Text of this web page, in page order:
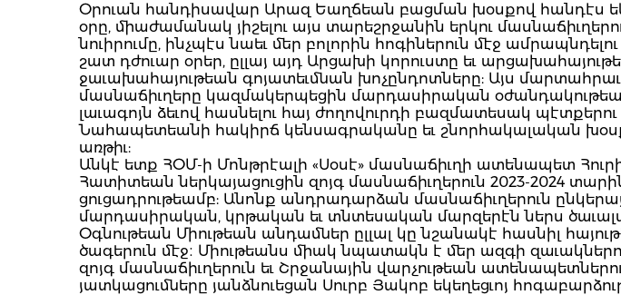
Օրուան հանդիսավար Արազ Եաղճեան բացման խօսքով հանդէս
օրը, միաժամանակ յիշելու այս տարեշրջանին երկու
նուիրումը, ինչպէս նաեւ մեր բոլորին հոգիներուն մէջ
շատ դժուար օրեր, ըլլայ այդ Արցախի կորուստը եւ
ջաւախահայութեան գոյատեւմնան խոչընդոտները: Այս
մասնաճիւղերը կազմակերպեցին մարդասիրական
լաւագոյն ձեւով հասնելու հայ ժողովուրդի բազմատեսակ
Նահապետեանի հակիրճ կենսագրականը եւ շնորհակալական խօսք
առթիւ:
Անկէ ետք ՀՕՄ-ի Մոնթրէալի «Սօսէ» մասնաճիւղի ատենապետ
Հատիտեան ներկայացուցին զոյգ մասնաճիւղերուն 2023-2024
ցուցադրութեամբ: Անոնք անդրադարձան մասնաճիւղերուն
մարդասիրական, կրթական եւ տնտեսական մարզերէն ներս
Օգնութեան Միութեան անդամներ ըլլալ կը նշանակէ հասնիլ
ծագերուն մէջ։ Միութեանս միակ նպատակն է մեր ազգի
զոյգ մասնաճիւղերուն եւ Շրջանային վարչութեան
յատկացումները յանձնուեցան Սուրբ Յակոբ եկեղեցւոյ